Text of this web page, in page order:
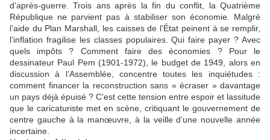
d’après-guerre. Trois ans après la fin du conflit, la Quatrième
République ne parvient pas à stabiliser son économie. Malgré
l’aide du Plan Marshall, les caisses de l’État peinent à se remplir,
l’inflation fragilise les classes populaires. Qui faire payer ? Avec
quels impôts ? Comment faire des économies ? Pour le
dessinateur Paul Pem (1901-1972), le budget de 1949, alors en
discussion à l’Assemblée, concentre toutes les inquiétudes :
comment financer la reconstruction sans « écraser » davantage
un pays déjà épuisé ? C’est cette tension entre espoir et lassitude
que le caricaturiste met en scène, critiquant le gouvernement de
centre gauche à la manœuvre,à la veille d’une nouvelle année
incertaine.